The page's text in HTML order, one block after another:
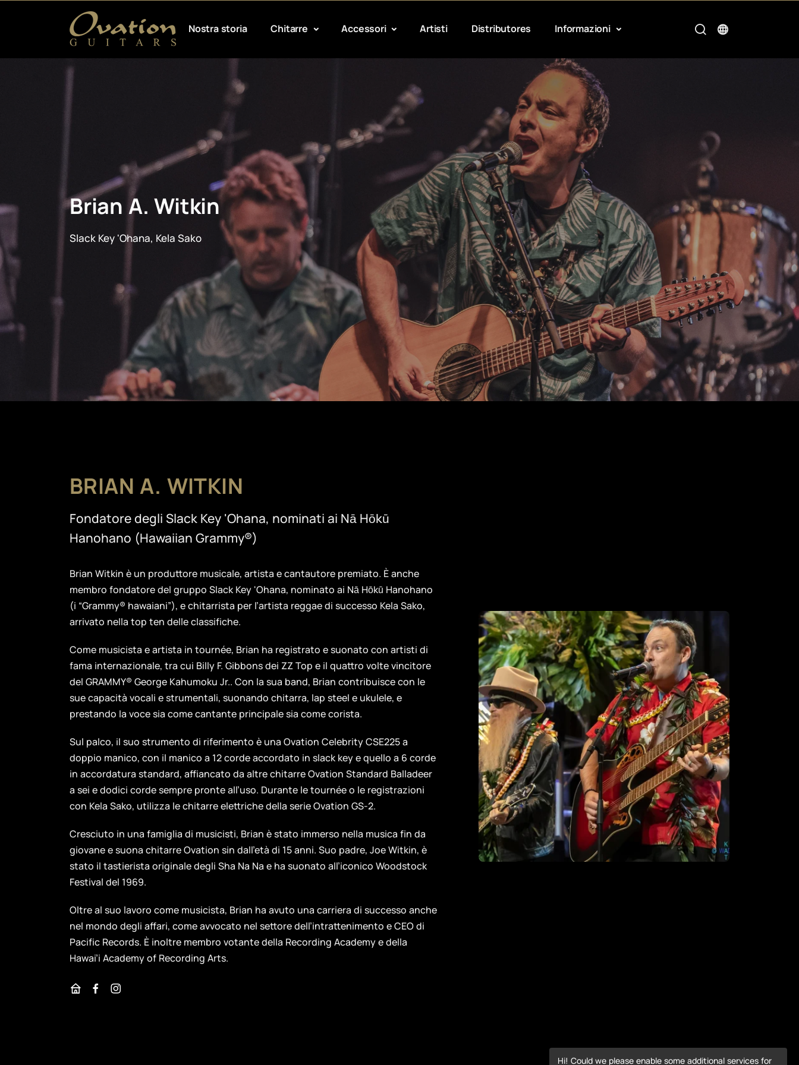
Nostra storia Chitarre Accessori Artisti Distributores Informazioni
Brian A. Witkin
Slack Key 'Ohana, Kela Sako
BRIAN A. WITKIN
Fondatore degli Slack Key 'Ohana, nominati ai Nā Hōkū
Hanohano (Hawaiian Grammy®)
Brian Witkin è un produttore musicale, artista e cantautore premiato. È anche
membro fondatore del gruppo Slack Key 'Ohana, nominato ai Nā Hōkū Hanohano
(i “Grammy® hawaiani”), e chitarrista per l’artista reggae di successo Kela Sako,
arrivato nella top ten delle classifiche.
Come musicista e artista in tournée, Brian ha registrato e suonato con artisti di
fama internazionale, tra cui Billy F. Gibbons dei ZZ Top e il quattro volte vincitore
del GRAMMY® George Kahumoku Jr.. Con la sua band, Brian contribuisce con le
sue capacità vocali e strumentali, suonando chitarra, lap steel e ukulele, e
prestando la voce sia come cantante principale sia come corista.
Sul palco, il suo strumento di riferimento è una Ovation Celebrity CSE225 a
doppio manico, con il manico a 12 corde accordato in slack key e quello a 6 corde
in accordatura standard, affiancato da altre chitarre Ovation Standard Balladeer
a sei e dodici corde sempre pronte all’uso. Durante le tournée o le registrazioni
con Kela Sako, utilizza le chitarre elettriche della serie Ovation GS-2.
Cresciuto in una famiglia di musicisti, Brian è stato immerso nella musica fin da
giovane e suona chitarre Ovation sin dall’età di 15 anni. Suo padre, Joe Witkin, è
stato il tastierista originale degli Sha Na Na e ha suonato all’iconico Woodstock
Festival del 1969.
Oltre al suo lavoro come musicista, Brian ha avuto una carriera di successo anche
nel mondo degli affari, come avvocato nel settore dell’intrattenimento e CEO di
Pacific Records. È inoltre membro votante della Recording Academy e della
Hawai’i Academy of Recording Arts.
Hi! Could we please enable some additional services for